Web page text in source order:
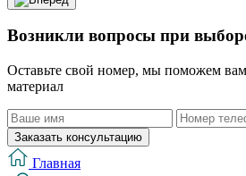
Возникли вопросы при
Оставьте свой номер, мы поможем
материал
Заказать консультацию
Главная